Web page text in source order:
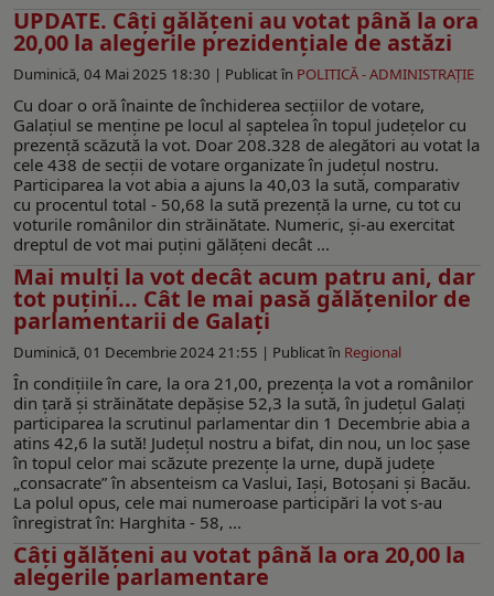
UPDATE. Câţi gălăţeni au votat până la ora
20,00 la alegerile prezidenţiale de astăzi
Duminică, 04 Mai 2025 18:30 | Publicat în POLITICĂ - ADMINISTRAŢIE
Cu doar o oră înainte de închiderea secţiilor de votare,
Galaţiul se menţine pe locul al şaptelea în topul judeţelor cu
prezenţă scăzută la vot. Doar 208.328 de alegători au votat la
cele 438 de secţii de votare organizate în judeţul nostru.
Participarea la vot abia a ajuns la 40,03 la sută, comparativ
cu procentul total - 50,68 la sută prezenţă la urne, cu tot cu
voturile românilor din străinătate. Numeric, şi-au exercitat
dreptul de vot mai puţini gălăţeni decât ...
Mai mulți la vot decât acum patru ani, dar
tot puțini... Cât le mai pasă gălățenilor de
parlamentarii de Galați
Duminică, 01 Decembrie 2024 21:55 | Publicat în Regional
În condițiile în care, la ora 21,00, prezența la vot a românilor
din țară și străinătate depășise 52,3 la sută, în județul Galați
participarea la scrutinul parlamentar din 1 Decembrie abia a
atins 42,6 la sută! Județul nostru a bifat, din nou, un loc șase
în topul celor mai scăzute prezențe la urne, după județe
„consacrate” în absenteism ca Vaslui, Iași, Botoșani și Bacău.
La polul opus, cele mai numeroase participări la vot s-au
înregistrat în: Harghita - 58, ...
Câţi gălăţeni au votat până la ora 20,00 la
alegerile parlamentare